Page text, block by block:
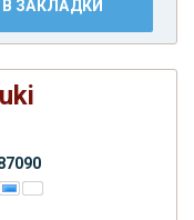
В ЗАКЛАДКИ